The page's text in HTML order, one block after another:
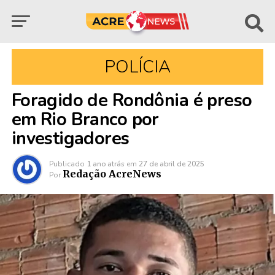
POLÍCIA
Foragido de Rondônia é preso
em Rio Branco por
investigadores
Publicado 1 ano atrás em 27 de abril de 2025
Por Redação AcreNews